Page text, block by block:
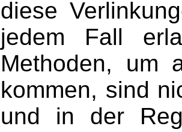
diese
jedem Fall
Methoden, um
kommen, sind
und in der